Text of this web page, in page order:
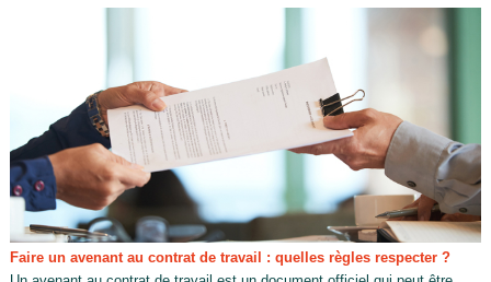
Faire un avenant au contrat de travail : quelles règles respecter ?